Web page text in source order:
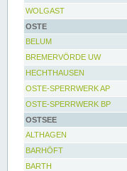
WOLGAST
OSTE
BELUM
BREMERVÖRDE UW
HECHTHAUSEN
OSTE-SPERRWERK AP
OSTE-SPERRWERK BP
OSTSEE
ALTHAGEN
BARHÖFT
BARTH